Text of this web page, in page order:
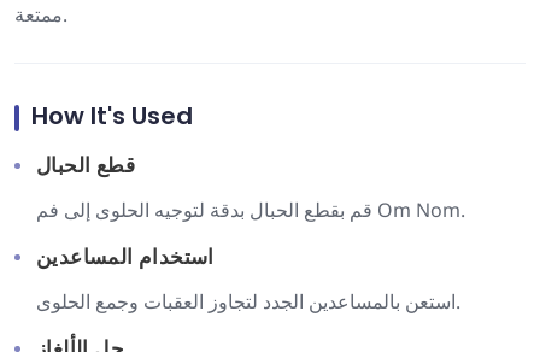
ممتعة.
How It's Used
قطع الحبال
قم بقطع الحبال بدقة لتوجيه الحلوى إلى فم Om Nom.
استخدام المساعدين
استعن بالمساعدين الجدد لتجاوز العقبات وجمع الحلوى.